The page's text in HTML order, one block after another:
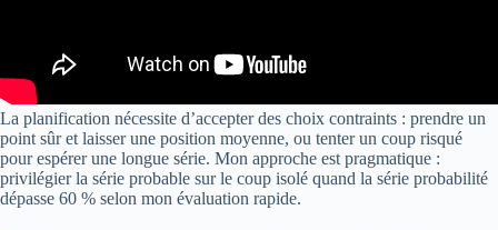
La planification nécessite d’accepter des choix contraints : prendre un
point sûr et laisser une position moyenne, ou tenter un coup risqué
pour espérer une longue série. Mon approche est pragmatique :
privilégier la série probable sur le coup isolé quand la série probabilité
dépasse 60 % selon mon évaluation rapide.